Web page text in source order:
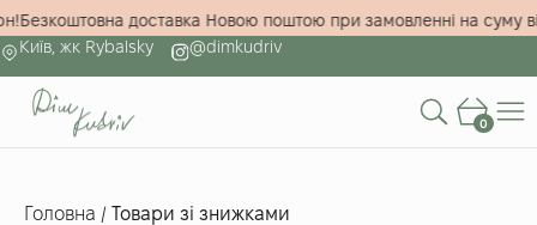
грн!Безкоштовна доставка Новою поштою при замовленні на
Київ, жк Rybalsky
@dimkudriv
0
Головна / Товари зі знижками